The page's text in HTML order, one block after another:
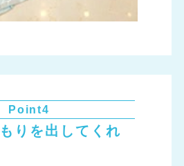
Point4
りを出してくれ